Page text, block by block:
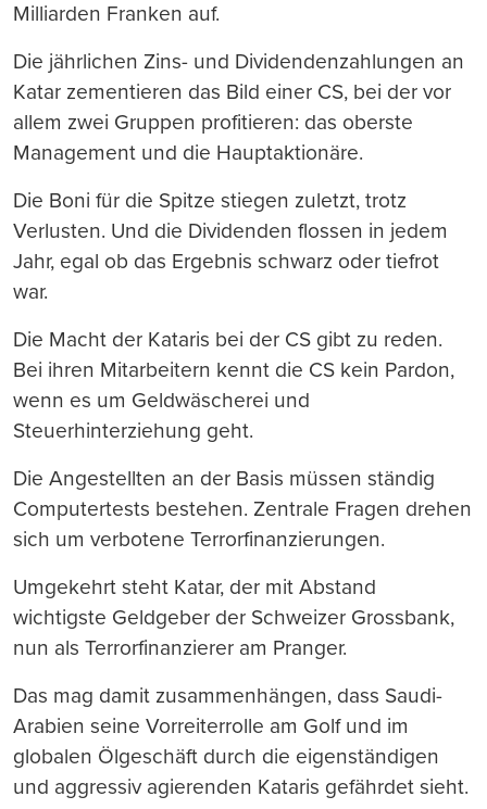
Milliarden Franken auf.
Die jährlichen Zins- und Dividendenzahlungen an
Katar zementieren das Bild einer CS, bei der vor
allem zwei Gruppen profitieren: das oberste
Management und die Hauptaktionäre.
Die Boni für die Spitze stiegen zuletzt, trotz
Verlusten. Und die Dividenden flossen in jedem
Jahr, egal ob das Ergebnis schwarz oder tiefrot
war.
Die Macht der Kataris bei der CS gibt zu reden.
Bei ihren Mitarbeitern kennt die CS kein Pardon,
wenn es um Geldwäscherei und
Steuerhinterziehung geht.
Die Angestellten an der Basis müssen ständig
Computertests bestehen. Zentrale Fragen drehen
sich um verbotene Terrorfinanzierungen.
Umgekehrt steht Katar, der mit Abstand
wichtigste Geldgeber der Schweizer Grossbank,
nun als Terrorfinanzierer am Pranger.
Das mag damit zusammenhängen, dass Saudi-
Arabien seine Vorreiterrolle am Golf und im
globalen Ölgeschäft durch die eigenständigen
und aggressiv agierenden Kataris gefährdet sieht.